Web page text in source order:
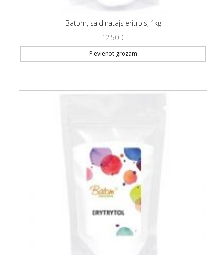
Batom, saldinātājs eritrols, 1kg
12,50 €
Pievienot grozam